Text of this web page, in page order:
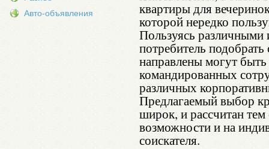
Авто-объявления
квартиры для
которой нередко
Пользуясь
потребитель
направлены могут быть
командированных
различных
Предлагаемый выбор
широк, и рассчитан
возможности и на
соискателя.